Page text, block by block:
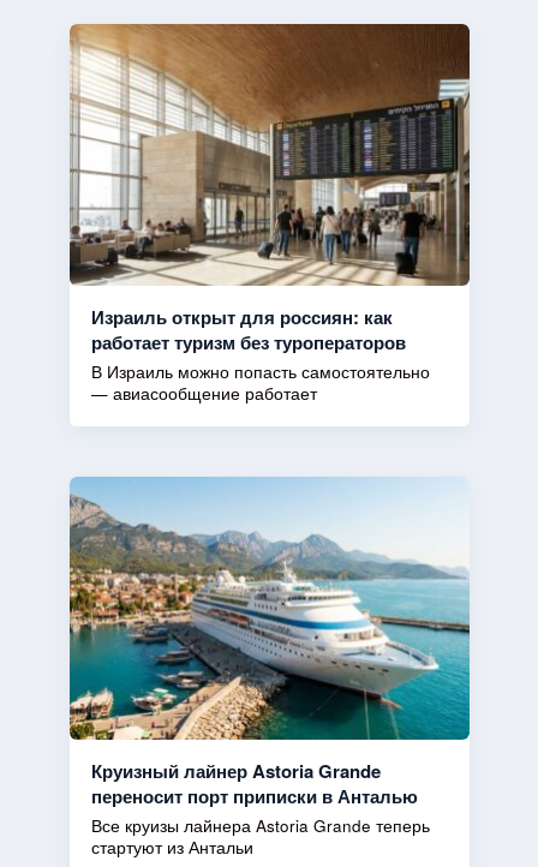
Израиль открыт для россиян: как
работает туризм без туроператоров
В Израиль можно попасть самостоятельно
— авиасообщение работает
Круизный лайнер Astoria Grande
переносит порт приписки в Анталью
Все круизы лайнера Astoria Grande теперь
стартуют из Антальи